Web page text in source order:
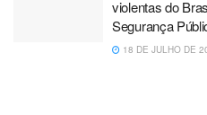
violentas do
Segurança
18 DE JULHO DE